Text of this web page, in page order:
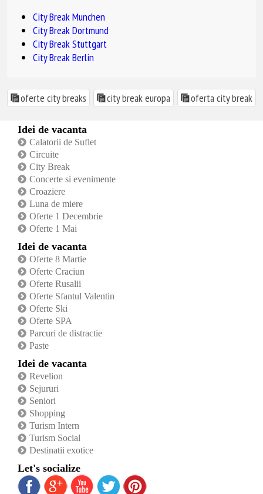
City Break Munchen
City Break Dortmund
City Break Stuttgart
City Break Berlin
oferte city breaks city break europa oferta city break
Idei de vacanta
Calatorii de Suflet
Circuite
City Break
Concerte si evenimente
Croaziere
Luna de miere
Oferte 1 Decembrie
Oferte 1 Mai
Idei de vacanta
Oferte 8 Martie
Oferte Craciun
Oferte Rusalii
Oferte Sfantul Valentin
Oferte Ski
Oferte SPA
Parcuri de distractie
Paste
Idei de vacanta
Revelion
Sejururi
Seniori
Shopping
Turism Intern
Turism Social
Destinatii exotice
Let's socialize